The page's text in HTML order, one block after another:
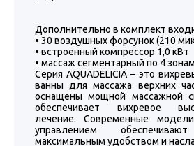
Дополнительно в комплект
• 30 воздушных форсунок (210
• встроенный компрессор 1,0 кВт
• массаж сегментарный по 4 зонам
Серия AQUADELICIA – это
ванны для массажа верхних
оснащены мощной массажной
обеспечивает вихревое
лечение. Современные
управлением
максимальным удобством и